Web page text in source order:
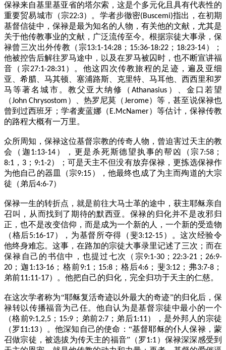
保禄来自基里基亚省的塔尔索，这是个多元化且具有代表性的
重要贸易城市（宗22:3）。学者步徹密(Buscemi)指出，在初期
基督信徒中，保禄是最为知名的人物，有关他的文献，尤其是
关于他传教事业的文献，广泛流传至今。根据宗徒大事录，保
禄曾三次出外传教（宗13:1-14:28 ； 15:36-18:22 ； 18:23-14）；
他被控告后解往罗马途中，以及在罗马被囚时，也不断宣讲福
音（宗27:1-28:31）。他这四次传教旅程的足迹，遍及亚细
亚、希腊、马其顿、塞浦路斯、克里特、马耳他、西西里和罗
马等著名城市。教父亚大纳修（Athanasius ）、金口若望
（John Chrysostom ）、热罗尼莫（Jerome）等，甚至说保禄也
曾到过西班牙；学者麦蓝娜（ E.McNamer）等估计，保禄传教
的路程大概有一万里。
众所周知，保禄这位基督宗教的传奇人物，曾迫害过天主的教
会（迦1:13-14 ），更是杀死斯德望执事的帮凶（宗7:58 ；
8:1 ， 3 ； 9:1-2）；可是天主不但没有放弃保禄，更拣选保禄作
为他自己的器皿（宗9:15），他最终也成了为主而殉道的大宗
徒（弟后4:6-7）
保禄一生的转折点，就是前往大马士革的途中，获主耶稣亲自
召叫，从而找到了期待的默西亚。保禄的归化并不是改邪归
正，也不是改变信仰，而是成为一个新的人，一个新的受造物
（格后5:16-17），为基督所夺得（斐3:12-15）。这次经验令
他终身难忘。这事，在路加的宗徒大事录里记述了三次；而在
保禄自己的书信中，也提过七次（宗9:1-30 ； 22:3-21 ； 26:9-
20 ；迦1:13-16 ；格前9:1 ； 15:8；格后4:6 ；斐3:12；弗3:7-8 ；
弟前11:11-17）。他把自己的归化，完全归功于天主的仁慈。
在这次学者称为“耶稣复活奇迹以外最大的奇迹”的归化后，保
禄转以传播福音为己任。他自认为是基督宗徒中最小的一个
（格前9:1,2,5 ； 15:9 ；弟前2:7；弟后1:11），是外邦人的宗徒
（罗11:13）。他深知自己的使命：“基督耶稣的仆人保禄，蒙
召做宗徒，被选拔为传天主的福音”（罗1:1）保禄深深感受到